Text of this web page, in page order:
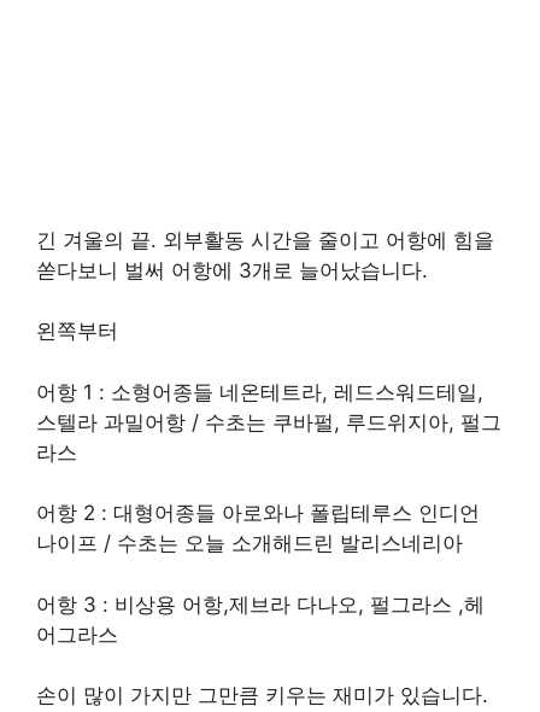
긴 겨울의 끝. 외부활동 시간을 줄이고 어항에 힘을
쏟다보니 벌써 어항에 3개로 늘어났습니다.
왼쪽부터
어항 1 : 소형어종들 네온테트라, 레드스워드테일,
스텔라 과밀어항 / 수초는 쿠바펄, 루드위지아, 펄그
라스
어항 2 : 대형어종들 아로와나 폴립테루스 인디언
나이프 / 수초는 오늘 소개해드린 발리스네리아
어항 3 : 비상용 어항,제브라 다나오, 펄그라스 ,헤
어그라스
손이 많이 가지만 그만큼 키우는 재미가 있습니다.